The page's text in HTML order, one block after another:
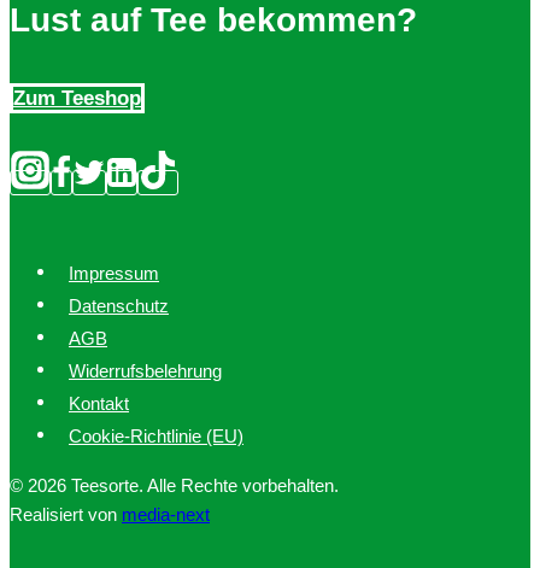
Lust auf Tee bekommen?
Zum Teeshop
Impressum
Datenschutz
AGB
Widerrufsbelehrung
Kontakt
Cookie-Richtlinie (EU)
© 2026 Teesorte. Alle Rechte vorbehalten.
Realisiert von media-next